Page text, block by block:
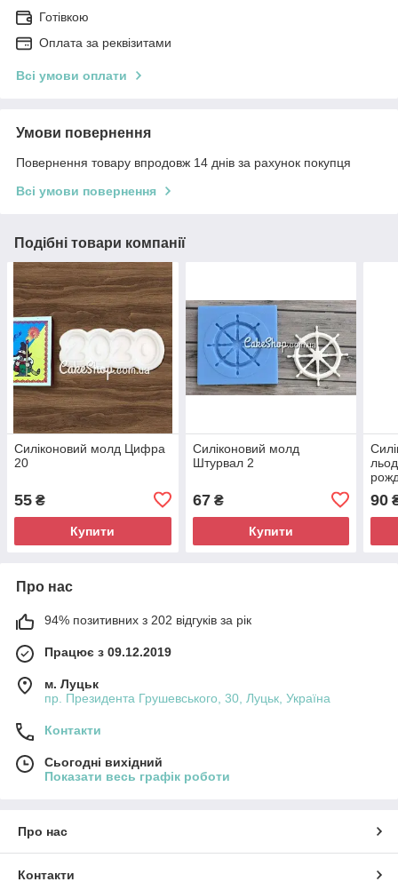
Готівкою
Оплата за реквізитами
Всі умови оплати
Умови повернення
Повернення товару впродовж 14 днів за рахунок покупця
Всі умови повернення
Подібні товари компанії
Силіконовий молд Цифра
20
55 ₴
Купити
Силіконовий молд
Штурвал 2
67₴
Купити
90
Про нас
94% позитивних з 202 відгуків за рік
Працює з 09.12.2019
м. Луцьк
пр. Президента Грушевського, 30, Луцьк, Україна
Контакти
Сьогодні вихідний
Показати весь графік роботи
Про нас
Контакти